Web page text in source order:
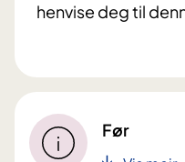
henvise deg til
Før